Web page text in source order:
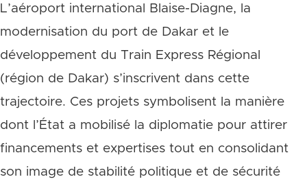
L’aéroport international Blaise-Diagne, la
modernisation du port de Dakar et le
développement du Train Express Régional
(région de Dakar) s’inscrivent dans cette
trajectoire. Ces projets symbolisent la manière
dont l’État a mobilisé la diplomatie pour attirer
financements et expertises tout en consolidant
son image de stabilité politique et de sécurité